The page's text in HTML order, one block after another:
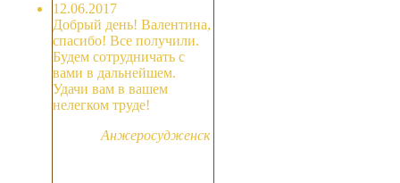
12.06.2017
Добрый день! Валентина,
спасибо! Все получили.
Будем сотрудничать с
вами в дальнейшем.
Удачи вам в вашем
нелегком труде!
Анжеросудженск